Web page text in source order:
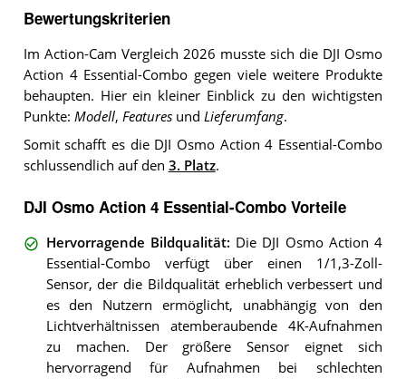
Bewertungskriterien
Im Action-Cam Vergleich 2026 musste sich die DJI Osmo
Action 4 Essential-Combo gegen viele weitere Produkte
behaupten. Hier ein kleiner Einblick zu den wichtigsten
Punkte: Modell, Featuresund Lieferumfang.
Somit schafft es die DJI Osmo Action 4 Essential-Combo
schlussendlich auf den 3. Platz.
DJI Osmo Action 4 Essential-Combo Vorteile
Hervorragende Bildqualität: Die DJI Osmo Action 4
Essential-Combo verfügt über einen 1/1,3-Zoll-
Sensor, der die Bildqualität erheblich verbessert und
es den Nutzern ermöglicht, unabhängig von den
Lichtverhältnissen atemberaubende 4K-Aufnahmen
zu machen. Der größere Sensor eignet sich
hervorragend für Aufnahmen bei schlechten